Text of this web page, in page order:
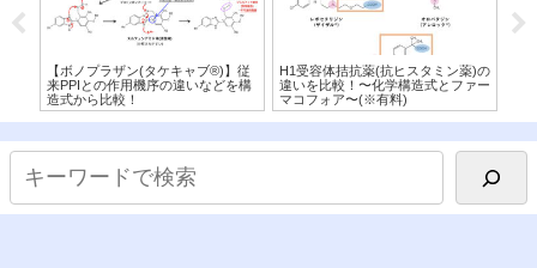
【ボノプラザン(タケキャブ®︎)】従
来PPIとの作用機序の違いなどを構
造式から比較！
H1受容体拮抗薬(抗ヒスタミン薬)の
違いを比較！〜化学構造式とファー
マコフォア〜(※有料)